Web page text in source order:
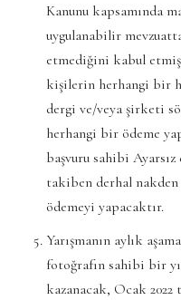
Kanunu kapsamında
uygulanabilir
etmediğini kabul
kişilerin herhangi bir
dergi ve/veya şirketi
herhangi bir ödeme
başvuru sahibi
takiben derhal
ödemeyi yapacaktır.
Yarışmanın aylık
fotoğrafın sahibi bir
kazanacak, Ocak